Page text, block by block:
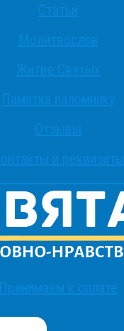
Статьи
Молитвослов
Житие Святых
Памятка паломнику
Отзывы
и реквизиты
Принимаем к оплате